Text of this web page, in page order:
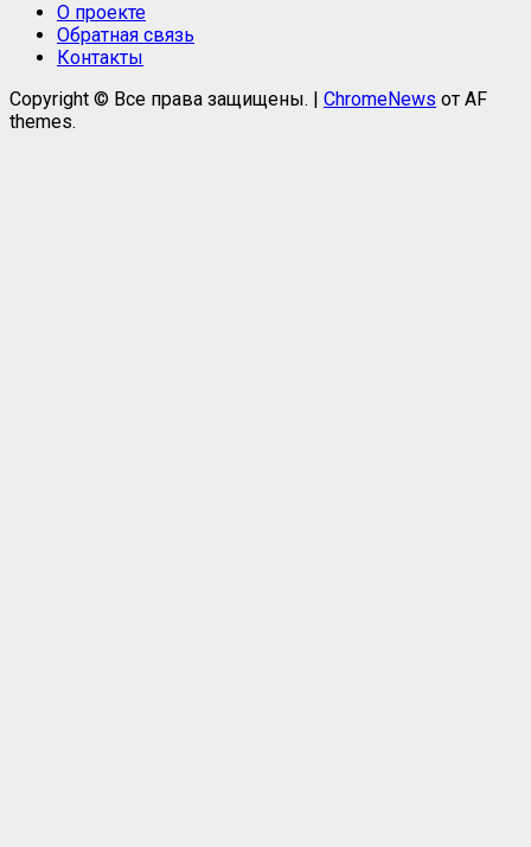
О проекте
Обратная связь
Контакты
Copyright © Все права защищены.
ChromeNews от AF
themes.